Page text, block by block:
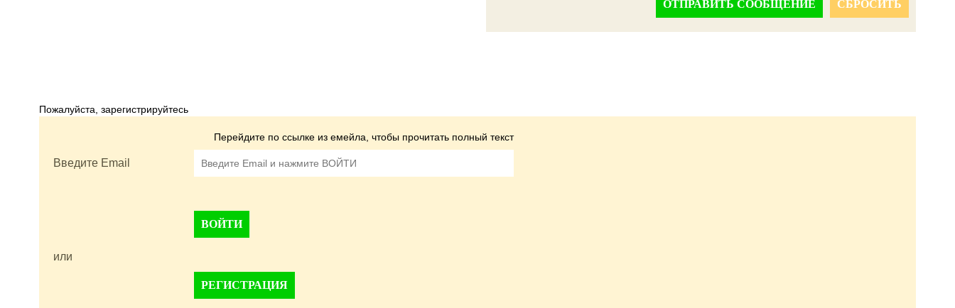
ОТПРАВИТЬ СООБЩЕНИЕ СБРОСИТЬ
Пожалуйста, зарегистрируйтесь
Перейдите по ссылке из емейла, чтобы прочитать полный текст
Введите Email
ВОЙТИ
или
РЕГИСТРАЦИЯ